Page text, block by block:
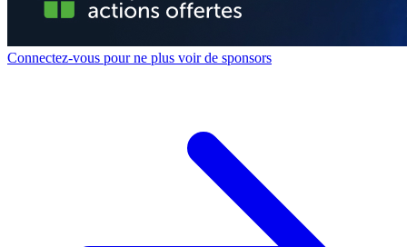
Connectez-vous pour ne plus voir de sponsors